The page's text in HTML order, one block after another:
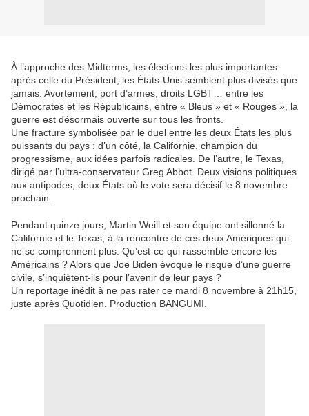
À l’approche des Midterms, les élections les plus importantes
après celle du Président, les États-Unis semblent plus divisés que
jamais. Avortement, port d’armes, droits LGBT… entre les
Démocrates et les Républicains, entre « Bleus » et « Rouges », la
guerre est désormais ouverte sur tous les fronts.
Une fracture symbolisée par le duel entre les deux États les plus
puissants du pays : d’un côté, la Californie, champion du
progressisme, aux idées parfois radicales. De l’autre, le Texas,
dirigé par l’ultra-conservateur Greg Abbot. Deux visions politiques
aux antipodes, deux États où le vote sera décisif le 8 novembre
prochain.
Pendant quinze jours, Martin Weill et son équipe ont sillonné la
Californie et le Texas, à la rencontre de ces deux Amériques qui
ne se comprennent plus. Qu’est-ce qui rassemble encore les
Américains ? Alors que Joe Biden évoque le risque d’une guerre
civile, s’inquiètent-ils pour l’avenir de leur pays ?
Un reportage inédit à ne pas rater ce mardi 8 novembre à 21h15,
juste après Quotidien. Production BANGUMI.